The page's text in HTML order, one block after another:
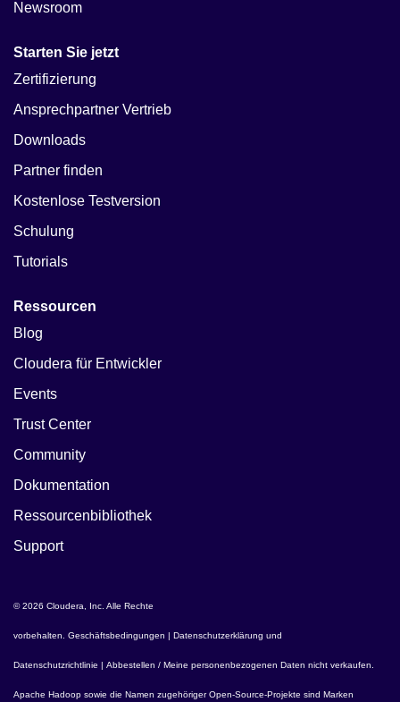
Newsroom
Starten Sie jetzt
Zertifizierung
Ansprechpartner Vertrieb
Downloads
Partner finden
Kostenlose Testversion
Schulung
Tutorials
Ressourcen
Blog
Cloudera für Entwickler
Events
Trust Center
Community
Dokumentation
Ressourcenbibliothek
Support
© 2026 Cloudera, Inc. Alle Rechte
vorbehalten. Geschäftsbedingungen Datenschutzerklärung und
Datenschutzrichtlinie Abbestellen / Meine personenbezogenen Daten nicht verkaufen.
Apache Hadoop sowie die Namen zugehöriger Open-Source-Projekte sind Marken